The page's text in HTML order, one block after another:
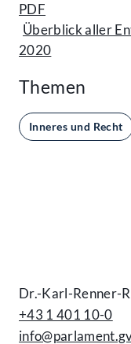
PDF
Überblick aller
2020
Themen
Inneres und Recht
Dr.-Karl-Renner-
+43 1 401 10-0